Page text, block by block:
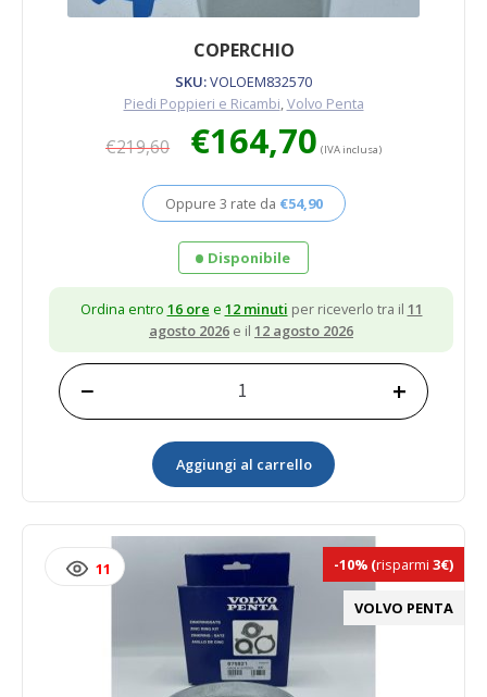
COPERCHIO
SKU:VOLOEM832570
Piedi Poppieri e Ricambi,Volvo Penta
€219,60
prezzo
era:
€219,60.
€164,70prezzo
è:
€164,70.
(IVA inclusa)
Oppure 3 rate da €54,90
Disponibile
Ordina entro 16 ore e 12 minuti per riceverlo tra il 11
agosto 2026 e il 12 agosto 2026
COPERCHIO
quantità
− +
Aggiungi al carrello
VOLVO PENTA
-10% (risparmi 3€)
11